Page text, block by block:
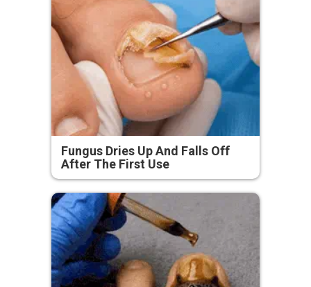
Fungus Dries Up And Falls Off
After The First Use